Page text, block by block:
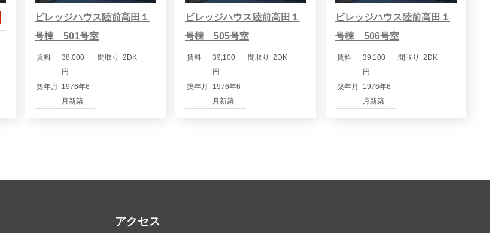
ビレッジハウス陸前高田１
号棟 501号室
賃料
38,000
円
間取り 2DK
築年月
1976年6
月新築
ビレッジハウス陸前高田１
号棟 505号室
賃料
39,100
円
間取り 2DK
築年月
1976年6
月新築
ビレッジハウス陸前高田１
号棟 506号室
賃料
39,100
円
間取り 2DK
築年月
1976年6
月新築
アクセス